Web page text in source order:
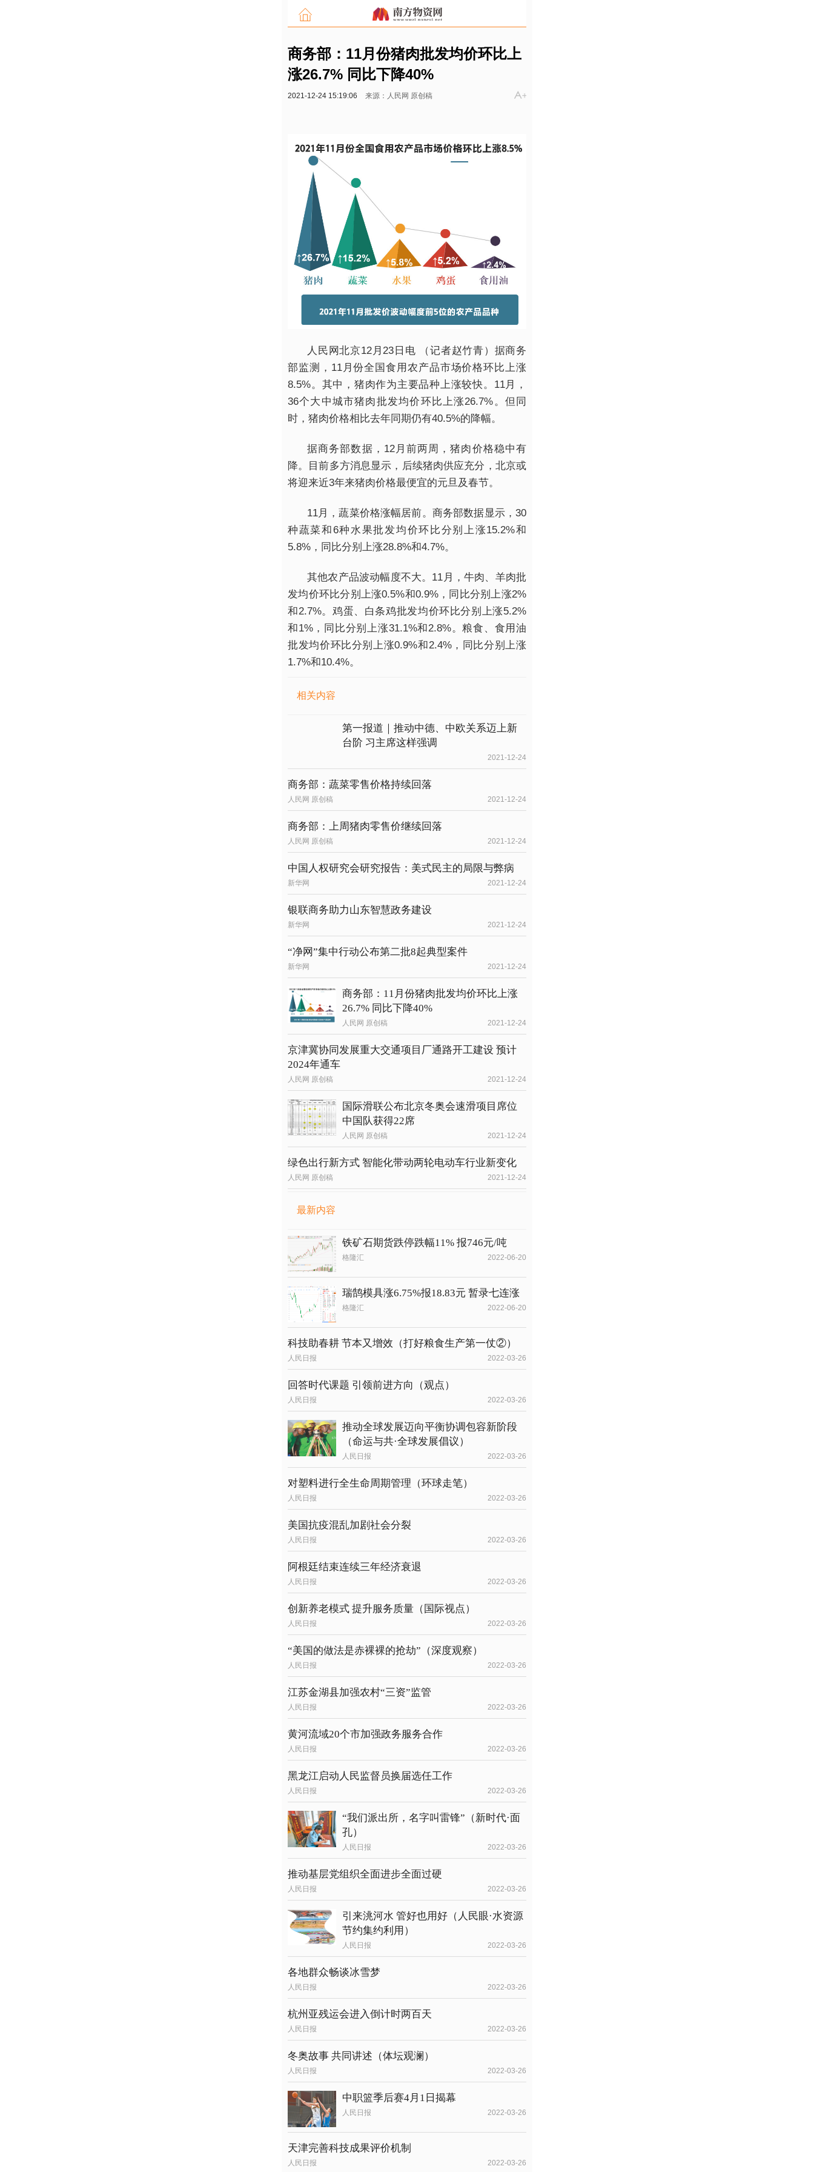
商务部：11月份猪肉批发均价环比上
涨26.7% 同比下降40%
2021-12-24 15:19:06 来源：人民网 原创稿
人民网北京12月23日电 （记者赵竹青）据商务
部监测，11月份全国食用农产品市场价格环比上涨
8.5%。其中，猪肉作为主要品种上涨较快。11月，
36个大中城市猪肉批发均价环比上涨26.7%。 但同
时，猪肉价格相比去年同期仍有40.5%的降幅。
据商务部数据，12月前两周，猪肉价格稳中有
降。目前多方消息显示，后续猪肉供应充分，北京或
将迎来近3年来猪肉价格最便宜的元旦及春节。
11月，蔬菜价格涨幅居前。商务部数据显示，30
种蔬菜和6种水果批发均价环比分别上涨15.2%和
5.8%，同比分别上涨28.8%和4.7%。
其他农产品波动幅度不大。11月， 牛肉、羊肉批
发均价环比分别上涨0.5%和0.9%，同比分别上涨2%
和2.7%。 鸡蛋、白条鸡批发均价环比分别上涨5.2%
和1%，同比分别上涨31.1%和2.8%。粮食、食用油
批发均价环比分别上涨0.9%和2.4%，同比分别上涨
1.7%和10.4%。
相关内容
第一报道｜推动中德、中欧关系迈上新
台阶 习主席这样强调
2021-12-24
商务部：蔬菜零售价格持续回落
人民网 原创稿 2021-12-24
商务部：上周猪肉零售价继续回落
人民网 原创稿 2021-12-24
中国人权研究会研究报告：美式民主的局限与弊病
新华网 2021-12-24
银联商务助力山东智慧政务建设
新华网 2021-12-24
“净网”集中行动公布第二批8起典型案件
新华网 2021-12-24
商务部：11月份猪肉批发均价环比上涨
26.7% 同比下降40%
人民网 原创稿 2021-12-24
京津冀协同发展重大交通项目厂通路开工建设 预计
2024年通车
人民网 原创稿 2021-12-24
国际滑联公布北京冬奥会速滑项目席位
中国队获得22席
人民网 原创稿 2021-12-24
绿色出行新方式 智能化带动两轮电动车行业新变化
人民网 原创稿 2021-12-24
最新内容
铁矿石期货跌停跌幅11% 报746元/吨
格隆汇 2022-06-20
瑞鹄模具涨6.75%报18.83元 暂录七连涨
格隆汇 2022-06-20
科技助春耕 节本又增效（打好粮食生产第一仗②）
人民日报 2022-03-26
回答时代课题 引领前进方向（观点）
人民日报 2022-03-26
推动全球发展迈向平衡协调包容新阶段
（命运与共·全球发展倡议）
人民日报 2022-03-26
对塑料进行全生命周期管理（环球走笔）
人民日报 2022-03-26
美国抗疫混乱加剧社会分裂
人民日报 2022-03-26
阿根廷结束连续三年经济衰退
人民日报 2022-03-26
创新养老模式 提升服务质量（国际视点）
人民日报 2022-03-26
“美国的做法是赤裸裸的抢劫”（深度观察）
人民日报 2022-03-26
江苏金湖县加强农村“三资”监管
人民日报 2022-03-26
黄河流域20个市加强政务服务合作
人民日报 2022-03-26
黑龙江启动人民监督员换届选任工作
人民日报 2022-03-26
“我们派出所，名字叫雷锋”（新时代·面
孔）
人民日报 2022-03-26
推动基层党组织全面进步全面过硬
人民日报 2022-03-26
引来洮河水 管好也用好（人民眼·水资源
节约集约利用）
人民日报 2022-03-26
各地群众畅谈冰雪梦
人民日报 2022-03-26
杭州亚残运会进入倒计时两百天
人民日报 2022-03-26
冬奥故事 共同讲述（体坛观澜）
人民日报 2022-03-26
中职篮季后赛4月1日揭幕
人民日报 2022-03-26
天津完善科技成果评价机制
人民日报 2022-03-26